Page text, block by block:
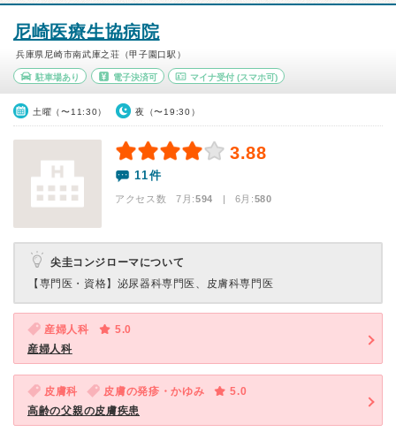
尼崎医療生協病院
兵庫県尼崎市南武庫之荘（甲子園口駅）
駐車場あり 電子決済可 マイナ受付 (スマホ可)
土曜（〜11:30） 夜（〜19:30）
3.88
11件
アクセス数 7月:594 | 6月:580
尖圭コンジローマについて
【専門医・資格】 泌尿器科専門医、皮膚科専門医
産婦人科
5.0
産婦人科
皮膚科 皮膚の発疹・かゆみ
5.0
高齢の父親の皮膚疾患